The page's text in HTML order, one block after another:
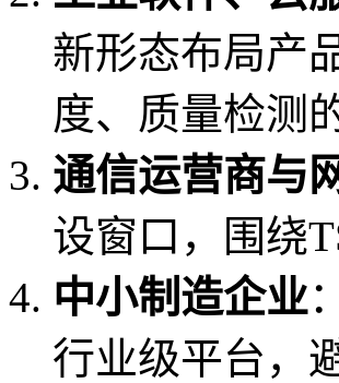
新形态布局产
度、质量检测
通信运营商与
设窗口，围绕
中小制造企业
行业级平台，